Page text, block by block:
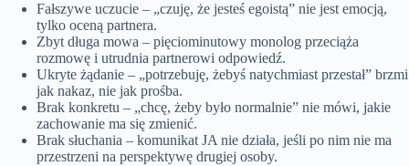
Fałszywe uczucie – „czuję, że jesteś egoistą” nie jest emocją,
tylko oceną partnera.
Zbyt długa mowa – pięciominutowy monolog przeciąża
rozmowę i utrudnia partnerowi odpowiedź.
Ukryte żądanie – „potrzebuję, żebyś natychmiast przestał” brzmi
jak nakaz, nie jak prośba.
Brak konkretu – „chcę, żeby było normalnie” nie mówi, jakie
zachowanie ma się zmienić.
Brak słuchania – komunikat JA nie działa, jeśli po nim nie ma
przestrzeni na perspektywę drugiej osoby.